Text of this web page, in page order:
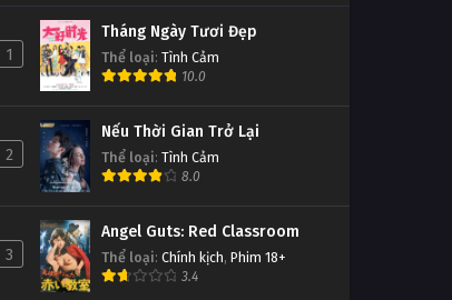
1
Tháng Ngày Tươi Đẹp
Thể loại: Tình Cảm
10.0
2
Nếu Thời Gian Trở Lại
Thể loại: Tình Cảm
8.0
3
Angel Guts: Red Classroom
Thể loại: Chính kịch, Phim 18+
3.4